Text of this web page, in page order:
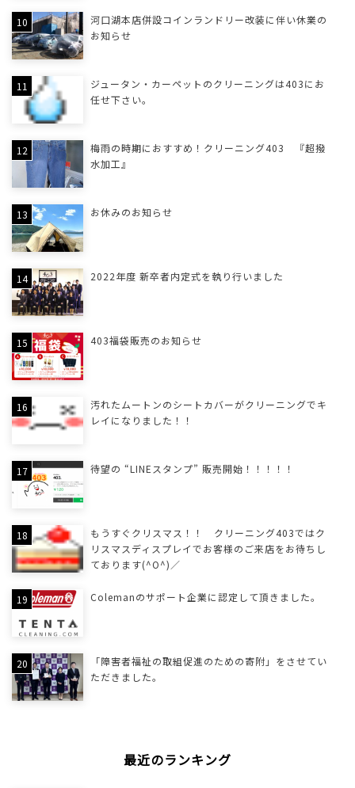
河口湖本店併設コインランドリー改装に伴い休業の
お知らせ
ジュータン・カーペットのクリーニングは403にお
任せ下さい。
梅雨の時期におすすめ！クリーニング403 『超撥
水加工』
お休みのお知らせ
2022年度 新卒者内定式を執り行いました
403福袋販売のお知らせ
汚れたムートンのシートカバーがクリーニングでキ
レイになりました！！
待望の “LINEスタンプ” 販売開始！！！！！
もうすぐクリスマス！！ クリーニング403ではク
リスマスディスプレイでお客様のご来店をお待ちし
ております(^O^)／
Colemanのサポート企業に認定して頂きました。
「障害者福祉の取組促進のための寄附」をさせてい
ただきました。
最近のランキング